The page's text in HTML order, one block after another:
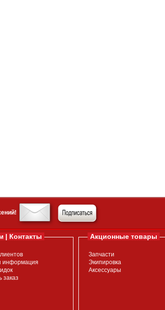
| Контакты
информация
заказ
Акционные товары
Запчасти
Экипировка
Аксессуары